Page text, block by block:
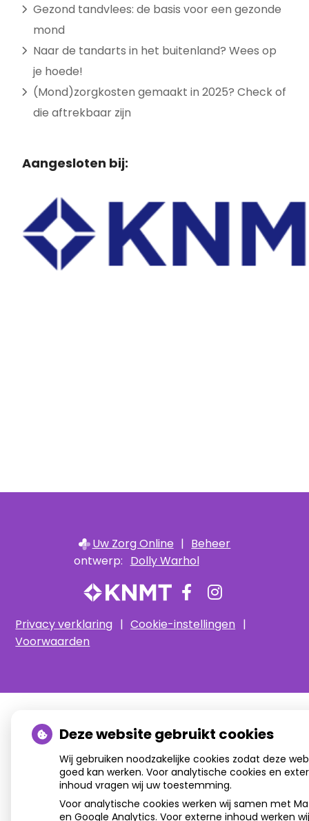
Gezond tandvlees: de basis voor een gezonde
mond
Naar de tandarts in het buitenland? Wees op
je hoede!
(Mond)zorgkosten gemaakt in 2025? Check of
die aftrekbaar zijn
Aangesloten bij:
Uw Zorg Online | Beheer
ontwerp: Dolly Warhol
Bezoek
onze
Bezoek
onze
Privacy verklaring | Cookie-instellingen |
Voorwaarden
Deze website gebruikt cookies
Wij gebruiken noodzakelijke cookies zodat deze
goed kan werken. Voor analytische cookies en
inhoud vragen wij uw toestemming.
Voor analytische cookies werken wij samen met
en Google Analytics. Voor externe inhoud werken wij